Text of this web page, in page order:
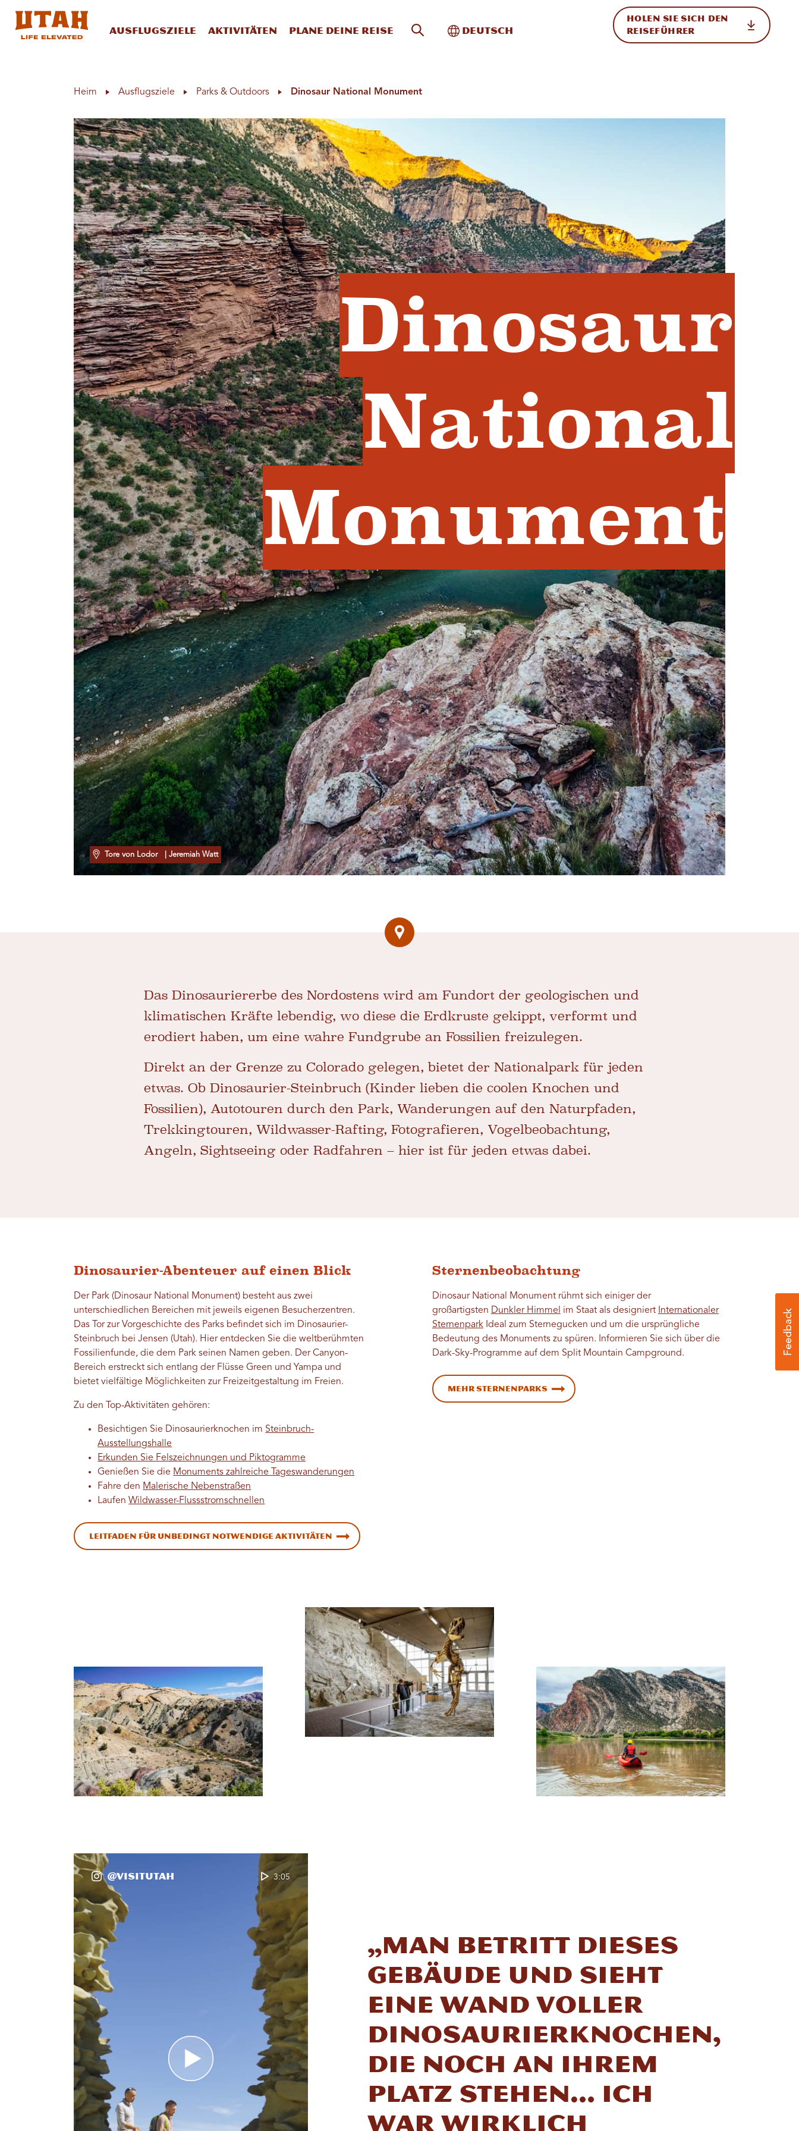
Ausflugsziele Aktivitäten Plane deine Reise Website-Suche
Toggle International
Deutsch
HOLEN SIE SICH DEN
REISEFÜHRER
Heim Ausflugsziele Parks & Outdoors Dinosaur National Monument
Dinosaur
National
Monument
Tore von Lodor | Jeremiah Watt
Das Dinosauriererbe des Nordostens wird am Fundort der geologischen und
klimatischen Kräfte lebendig, wo diese die Erdkruste gekippt, verformt und
erodiert haben, um eine wahre Fundgrube an Fossilien freizulegen.
Direkt an der Grenze zu Colorado gelegen, bietet der Nationalpark für jeden
etwas. Ob Dinosaurier-Steinbruch (Kinder lieben die coolen Knochen und
Fossilien), Autotouren durch den Park, Wanderungen auf den Naturpfaden,
Trekkingtouren, Wildwasser-Rafting, Fotografieren, Vogelbeobachtung,
Angeln, Sightseeing oder Radfahren – hier ist für jeden etwas dabei.
Dinosaurier-Abenteuer auf einen Blick
Der Park (Dinosaur National Monument) besteht aus zwei
unterschiedlichen Bereichen mit jeweils eigenen Besucherzentren.
Das Tor zur Vorgeschichte des Parks befindet sich im Dinosaurier-
Steinbruch bei Jensen (Utah). Hier entdecken Sie die weltberühmten
Fossilienfunde, die dem Park seinen Namen geben. Der Canyon-
Bereich erstreckt sich entlang der Flüsse Green und Yampa und
bietet vielfältige Möglichkeiten zur Freizeitgestaltung im Freien.
Zu den Top-Aktivitäten gehören:
Besichtigen Sie Dinosaurierknochen im Steinbruch-
Ausstellungshalle
Erkunden Sie Felszeichnungen und Piktogramme
Genießen Sie die Monuments zahlreiche Tageswanderungen
Fahre den Malerische Nebenstraßen
LaufenWildwasser-Flussstromschnellen
Leitfaden für unbedingt notwendige Aktivitäten
Sternenbeobachtung
Dinosaur National Monument rühmt sich einiger der
großartigsten Dunkler Himmel im Staat als designiert Internationaler
SternenparkIdeal zum Sternegucken und um die ursprüngliche
Bedeutung des Monuments zu spüren. Informieren Sie sich über die
Dark-Sky-Programme auf dem Split Mountain Campground.
Mehr Sternenparks
@VisitUtah 3:05
„Man betritt dieses
Gebäude und sieht
eine Wand voller
Dinosaurierknochen,
die noch an ihrem
Platz stehen… Ich
war wirklich